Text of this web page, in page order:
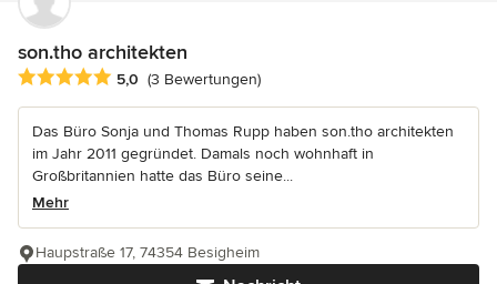
son.tho architekten
Durchschnittliche Bewertung: 5 von 5 Sternen
5,0 (3 Bewertungen)
Das Büro Sonja und Thomas Rupp haben son.tho architekten
im Jahr 2011 gegründet. Damals noch wohnhaft in
Großbritannien hatte das Büro seine...
Mehr
Haupstraße 17, 74354 Besigheim